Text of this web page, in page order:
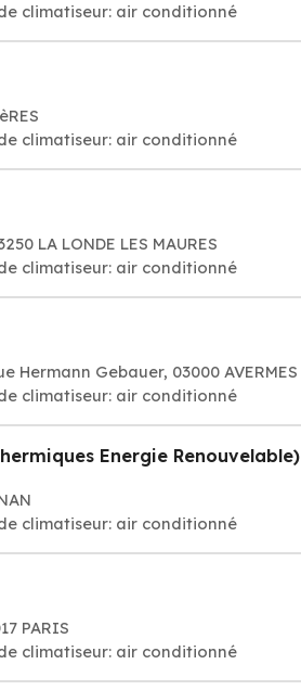
climatiseur: air conditionné
climatiseur: air conditionné
LA LONDE LES MAURES
climatiseur: air conditionné
Hermann Gebauer, 03000 AVERMES
climatiseur: air conditionné
Energie Renouvelable)
climatiseur: air conditionné
PARIS
climatiseur: air conditionné